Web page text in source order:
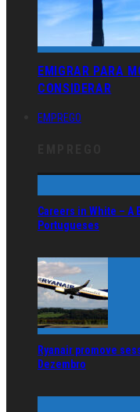
EMIGRAR PARA
CONSIDERAR
EMPREGO
Careers in White – A
Portugueses
Ryanair promove
Dezembro